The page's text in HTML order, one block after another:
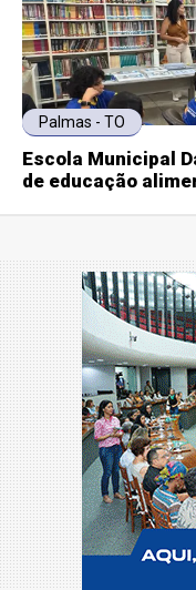
Palmas - TO
Escola Municipal
de educação